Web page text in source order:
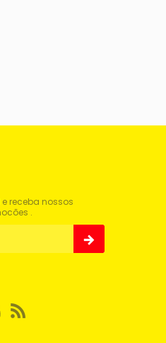
receba nossos
.